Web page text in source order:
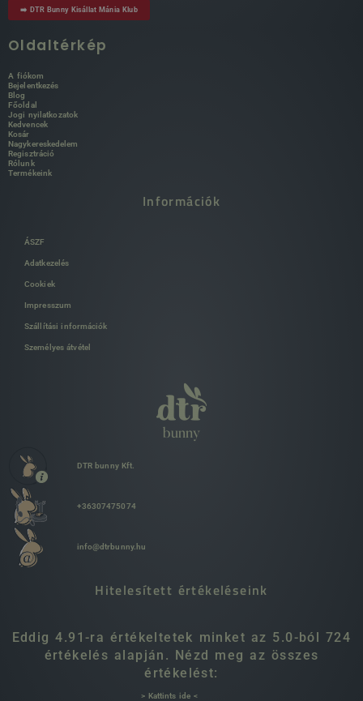
➡️ DTR Bunny Kisállat Mánia Klub
Oldaltérkép
A fiókom
Bejelentkezés
Blog
Főoldal
Jogi nyilatkozatok
Kedvencek
Kosár
Nagykereskedelem
Regisztráció
Rólunk
Termékeink
Információk
ÁSZF
Adatkezelés
Cookiek
Impresszum
Szállítási információk
Személyes átvétel
DTR bunny Kft.
+36307475074
info@dtrbunny.hu
Hitelesített értékeléseink
Eddig 4.91-ra értékeltetek minket az 5.0-ból 724
értékelés alapján. Nézd meg az összes
értékelést:
> Kattints ide <